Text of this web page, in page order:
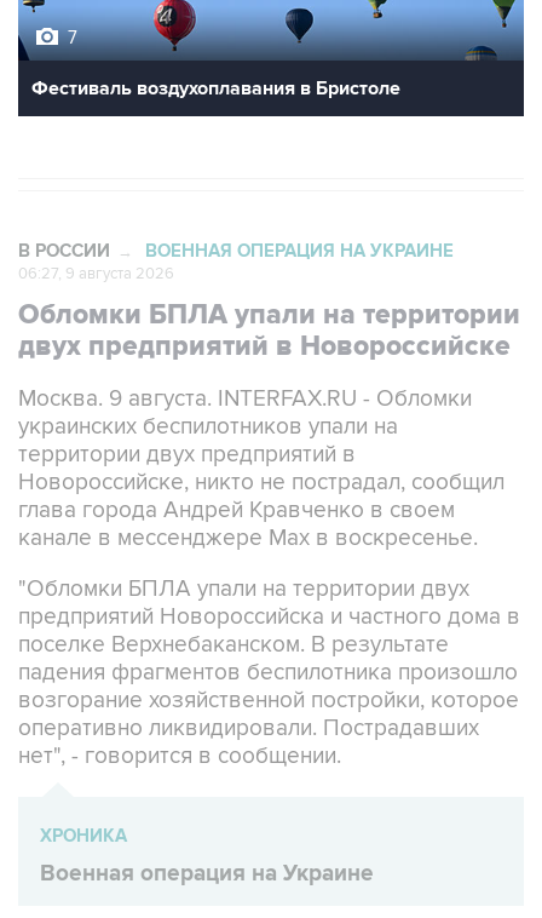
7
Фестиваль воздухоплавания в Бристоле
В РОССИИ → ВОЕННАЯ ОПЕРАЦИЯ НА УКРАИНЕ
06:27, 9 августа 2026
Обломки БПЛА упали на территории
двух предприятий в Новороссийске
Москва. 9 августа. INTERFAX.RU - Обломки
украинских беспилотников упали на
территории двух предприятий в
Новороссийске, никто не пострадал, сообщил
глава города Андрей Кравченко в своем
канале в мессенджере Max в воскресенье.
"Обломки БПЛА упали на территории двух
предприятий Новороссийска и частного дома в
поселке Верхнебаканском. В результате
падения фрагментов беспилотника произошло
возгорание хозяйственной постройки, которое
оперативно ликвидировали. Пострадавших
нет", - говорится в сообщении.
ХРОНИКА
Военная операция на Украине